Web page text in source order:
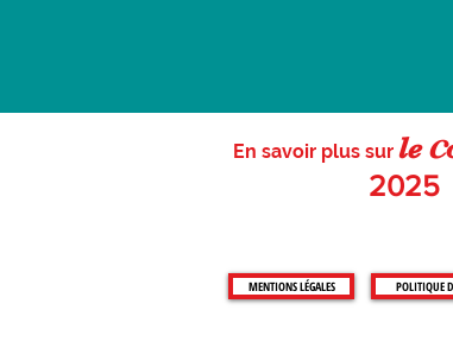
En savoir plus sur lec
2025
MENTIONS LÉGALES POLITIQUE